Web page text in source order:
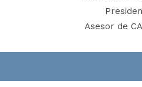
Asesor de